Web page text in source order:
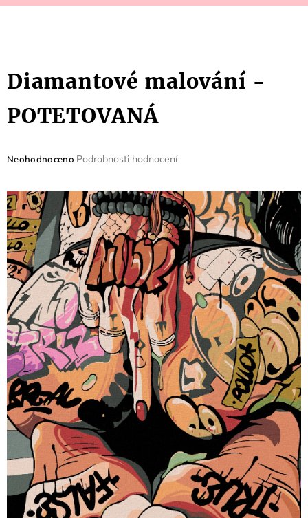
Diamantové malování -
POTETOVANÁ
Průměrné
je
0,0
z
5
hvězdiček.
Neohodnoceno Podrobnosti hodnocení